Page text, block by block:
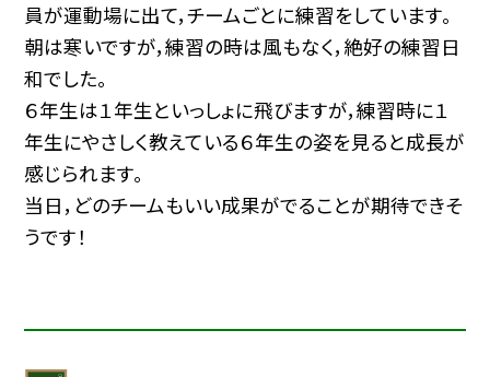
員が運動場に出て，チームごとに練習をしています。
朝は寒いですが，練習の時は風もなく，絶好の練習日
和でした。
６年生は１年生といっしょに飛びますが，練習時に１
年生にやさしく教えている６年生の姿を見ると成長が
感じられます。
当日，どのチームもいい成果がでることが期待できそ
うです！